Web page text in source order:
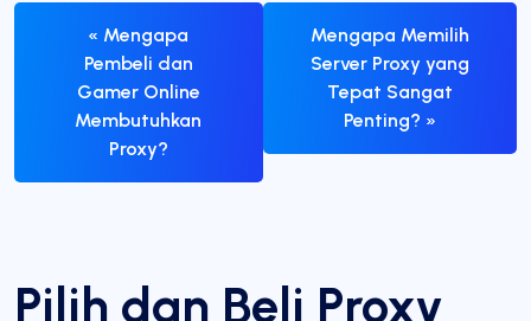
« Mengapa
Pembeli dan
Gamer Online
Membutuhkan
Proxy?
Mengapa Memilih
Server Proxy yang
Tepat Sangat
Penting? »
Pilih dan Beli Proxy